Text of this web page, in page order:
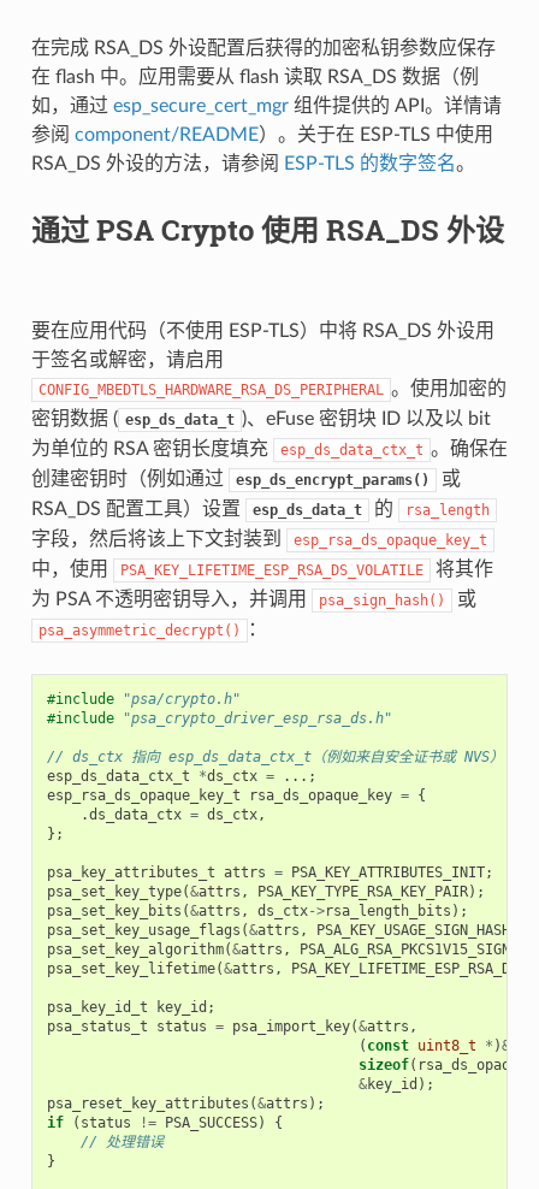
在完成 RSA_DS 外设配置后获得的加密私钥参数应保存
在 flash 中。应用需要从 flash 读取 RSA_DS 数据（例
如，通过 esp_secure_cert_mgr组件提供的 API。详情请
参阅 component/README）。关于在 ESP-TLS 中使用
RSA_DS 外设的方法，请参阅
ESP-TLS 的数字签名。
通过 PSA Crypto 使用 RSA_DS 外设
要在应用代码（不使用 ESP-TLS）中将 RSA_DS 外设用
于签名或解密，请启用
CONFIG_MBEDTLS_HARDWARE_RSA_DS_PERIPHERAL 。使用加密的
密钥数据 ( esp_ds_data_t )、eFuse 密钥块 ID 以及以 bit
为单位的 RSA 密钥长度填充
esp_ds_data_ctx_t 。确保在
创建密钥时（例如通过
esp_ds_encrypt_params()
或
RSA_DS 配置工具）设置
esp_ds_data_t 的 rsa_length
字段，然后将该上下文封装到 esp_rsa_ds_opaque_key_t
中，使用 PSA_KEY_LIFETIME_ESP_RSA_DS_VOLATILE
将其作
为 PSA 不透明密钥导入，并调用
psa_sign_hash() 或
psa_asymmetric_decrypt() ：
#include
"psa/crypto.h"
#include
"psa_crypto_driver_esp_rsa_ds.h"
// ds_ctx 指向 esp_ds_data_ctx_t（例如来自安全证书或 NVS）
esp_ds_data_ctx_t
*ds_ctx =
...;
esp_rsa_ds_opaque_key_t
rsa_ds_opaque_key = {
.ds_data_ctx = ds_ctx,
};
psa_key_attributes_t attrs = PSA_KEY_ATTRIBUTES_INIT;
psa_set_key_type(&attrs , PSA_KEY_TYPE_RSA_KEY_PAIR);
psa_set_key_bits (&attrs , ds_ctx->rsa_length_bits );
psa_set_key_usage_flags (&attrs , PSA_KEY_USAGE_SIGN_HASH
psa_set_key_algorithm(&attrs , PSA_ALG_RSA_PKCS1V15_SIGN
psa_set_key_lifetime(&attrs ,
psa_key_id_t key_id ;
psa_status_t
status = psa_import_key(&attrs ,
( const uint8_t * )&
sizeof(
&key_id );
psa_reset_key_attributes (&attrs );
if
( status != PSA_SUCCESS)
{
// 处理错误
}